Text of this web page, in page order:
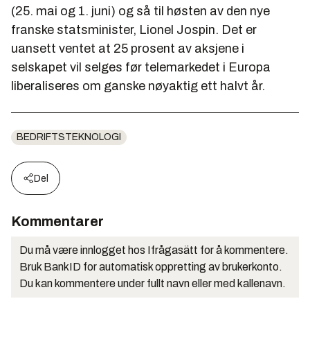
(25. mai og 1. juni) og så til høsten av den nye
franske statsminister, Lionel Jospin. Det er
uansett ventet at 25 prosent av aksjene i
selskapet vil selges før telemarkedet i Europa
liberaliseres om ganske nøyaktig ett halvt år.
BEDRIFTSTEKNOLOGI
Del
Kommentarer
Du må være innlogget hos Ifrågasätt for å kommentere.
Bruk BankID for automatisk oppretting av brukerkonto.
Du kan kommentere under fullt navn eller med kallenavn.